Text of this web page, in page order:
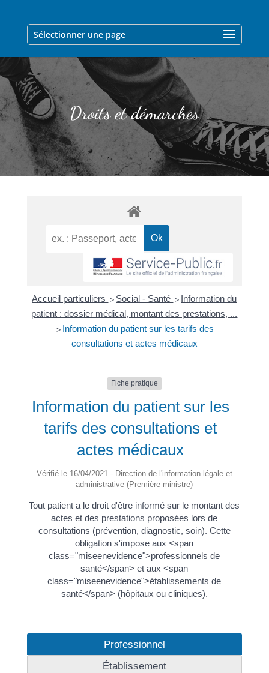
Sélectionner une page
Droits et démarches
Accueil particuliers > Social - Santé > Information du
patient : dossier médical, montant des prestations, ...
> Information du patient sur les tarifs des
consultations et actes médicaux
Fiche pratique
Information du patient sur les
tarifs des consultations et
actes médicaux
Vérifié le 16/04/2021 - Direction de l'information légale et
administrative (Première ministre)
Tout patient a le droit d'être informé sur le montant des
actes et des prestations proposées lors de
consultations (prévention, diagnostic, soin). Cette
obligation s'impose aux <span
class="miseenevidence">professionnels de
santé</span> et aux <span
class="miseenevidence">établissements de
santé</span> (hôpitaux ou cliniques).
Professionnel
Établissement